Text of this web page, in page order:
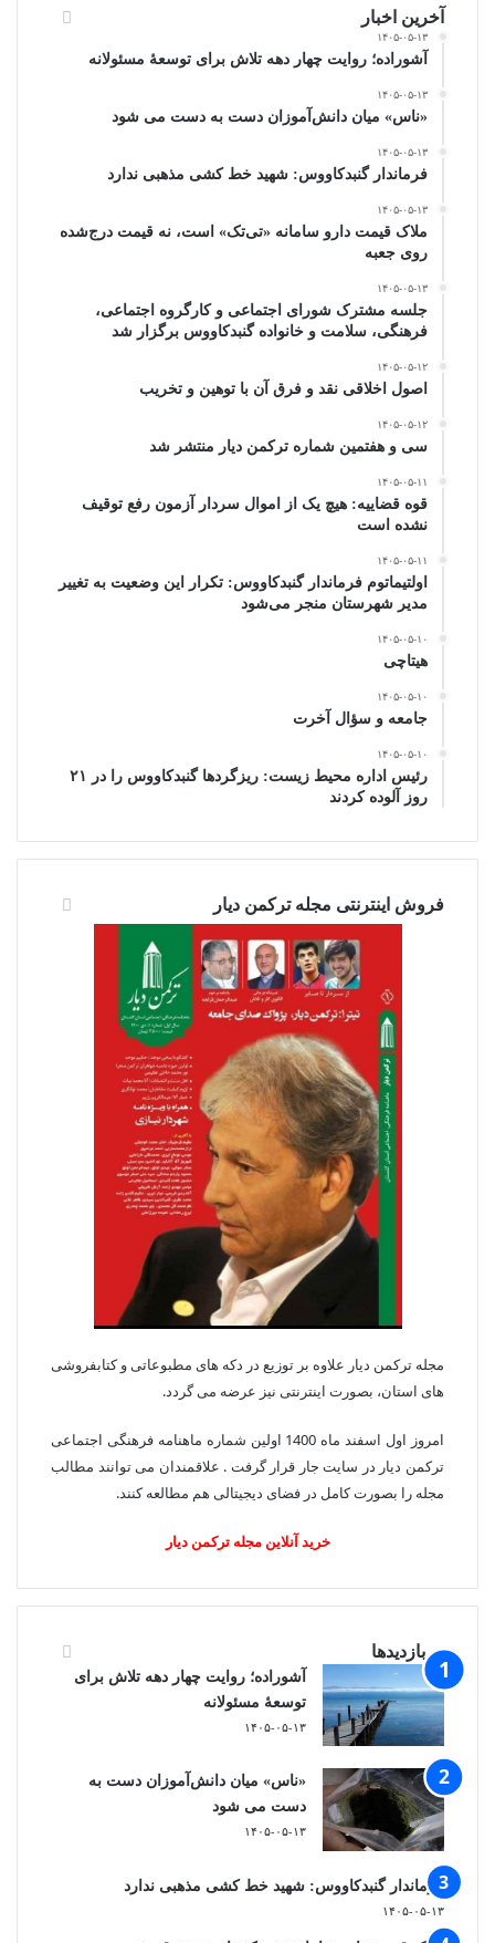
آخرین اخبار
۱۴۰۵-۰۵-۱۳
آشوراده؛ روایت چهار دهه تلاش برای توسعهٔ مسئولانه
۱۴۰۵-۰۵-۱۳
«ناس» میان دانش‌آموزان دست به دست می شود
۱۴۰۵-۰۵-۱۳
فرماندار گنبدکاووس: شهید خط کشی مذهبی ندارد
۱۴۰۵-۰۵-۱۳
ملاک قیمت دارو سامانه «تی‌تک» است، نه قیمت درج‌شده
روی جعبه
۱۴۰۵-۰۵-۱۳
جلسه مشترک شورای اجتماعی و کارگروه اجتماعی،
فرهنگی، سلامت و خانواده گنبدکاووس برگزار شد
۱۴۰۵-۰۵-۱۲
اصول اخلاقی نقد و فرق آن با توهین و تخریب
۱۴۰۵-۰۵-۱۲
سی و هفتمین شماره ترکمن دیار منتشر شد
۱۴۰۵-۰۵-۱۱
قوه قضاییه: هیچ یک از اموال سردار آزمون رفع توقیف
نشده است
۱۴۰۵-۰۵-۱۱
اولتیماتوم فرماندار گنبدکاووس: تکرار این وضعیت به تغییر
مدیر شهرستان منجر می‌شود
۱۴۰۵-۰۵-۱۰
هیتاچی
۱۴۰۵-۰۵-۱۰
جامعه و سؤال آخرت
۱۴۰۵-۰۵-۱۰
رئیس اداره محیط زیست: ریزگردها گنبدکاووس را در ۲۱
روز آلوده کردند
فروش اینترنتی مجله ترکمن دیار
مجله ترکمن دیار علاوه بر توزیع در دکه های مطبوعاتی و کتابفروشی
های استان، بصورت اینترنتی نیز عرضه می گردد.‌
امروز اول اسفند ماه 1400 اولین شماره ماهنامه فرهنگی اجتماعی
ترکمن دیار در سایت جار قرار گرفت . علاقمندان می توانند مطالب
مجله را بصورت کامل در فضای دیجیتالی هم مطالعه کنند.
خرید آنلاین مجله ترکمن دیار
پر بازدیدها
آشوراده؛ روایت چهار دهه تلاش برای
توسعهٔ مسئولانه
۱۴۰۵-۰۵-۱۳
«ناس» میان دانش‌آموزان دست به
دست می شود
۱۴۰۵-۰۵-۱۳
فرماندار گنبدکاووس: شهید خط کشی مذهبی ندارد
۱۴۰۵-۰۵-۱۳